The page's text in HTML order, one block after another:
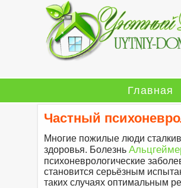
Главная
Частный
Многие пожилые люди
здоровья. Болезнь
психоневрологические
становится серьёзным
таких случаях оптимальным